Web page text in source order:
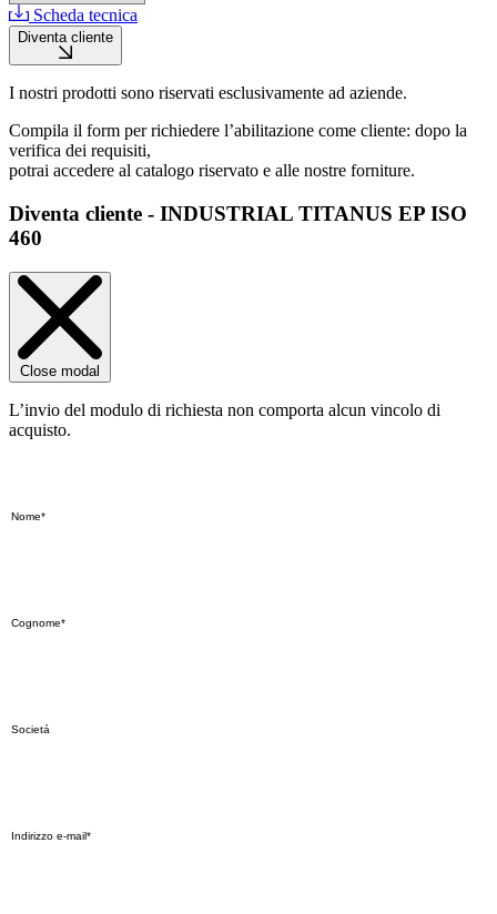
Scheda tecnica
Diventa cliente
I nostri prodotti sono riservati esclusivamente ad aziende.
Compila il form per richiedere l’abilitazione come cliente: dopo la
verifica dei requisiti,
potrai accedere al catalogo riservato e alle nostre forniture.
Diventa cliente - INDUSTRIAL TITANUS EP ISO
460
Close modal
L’invio del modulo di richiesta non comporta alcun vincolo di
acquisto.